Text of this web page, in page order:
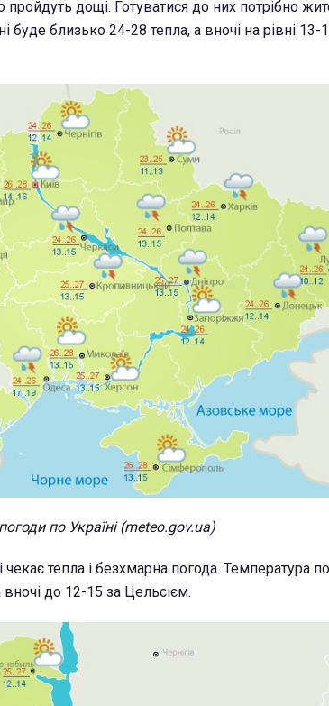
пройдуть дощі. Готуватися до них потрібно
буде близько 24-28 тепла, а вночі на рівні 13-
по Україні (meteo.gov.ua)
тепла і безхмарна погода. Температура
до 12-15 за Цельсієм.